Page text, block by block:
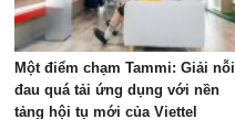
Một điểm chạm Tammi: Giải nỗi
đau quá tải ứng dụng với nền
tảng hội tụ mới của Viettel